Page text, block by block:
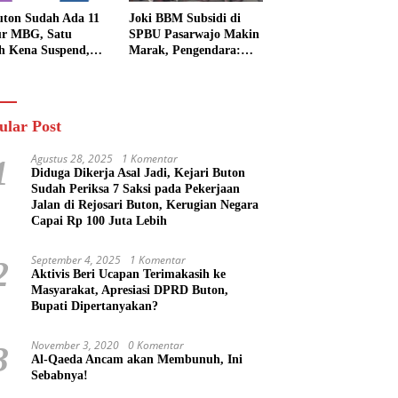
Sudah Ada 11
MBG, Satu
Kena Suspend,
Joki BBM Subsidi di
SPBU Pasarwajo Makin
Marak, Pengendara:
Post
Agustus 28, 2025 1 Komentar
Diduga Dikerja Asal Jadi, Kejari Buton
Sudah Periksa 7 Saksi pada Pekerjaan
Jalan di Rejosari Buton, Kerugian Negara
Capai Rp 100 Juta Lebih
September 4, 2025 1 Komentar
Aktivis Beri Ucapan Terimakasih ke
Masyarakat, Apresiasi DPRD Buton,
Bupati Dipertanyakan?
November 3, 2020 0 Komentar
Al-Qaeda Ancam akan Membunuh, Ini
Sebabnya!